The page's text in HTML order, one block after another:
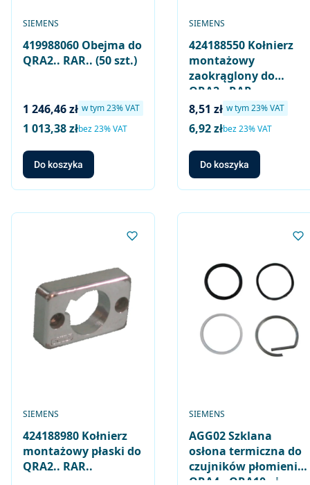
419988060 Obejma do
QRA2.. RAR.. (50 szt.)
PRODUCENT
SIEMENS
Cena brutto
1 246,46 zł w tym %s VAT
w tym23%VAT
Cena netto
1 013,38 złbez 23% VAT
Do koszyka
424188550 Kołnierz
montażowy
zaokrąglony do
QRA2.. RAR..
PRODUCENT
SIEMENS
Cena brutto
8,51 zł w tym %s VAT
w tym23%VAT
Cena netto
6,92 złbez 23% VAT
Do koszyka
424188980 Kołnierz
montażowy płaski do
QRA2.. RAR..
PRODUCENT
SIEMENS
AGG02 Szklana
osłona termiczna do
czujników płomienia
QRA4.. QRA10.. i
PRODUCENT
SIEMENS